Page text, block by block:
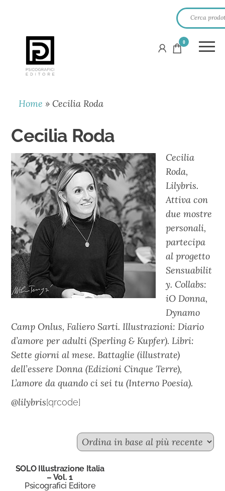
PSICOGRAFICI
EDITORE
0
Home » Cecilia Roda
Cecilia Roda
Cecilia
Roda,
Lilybris.
Attiva con
due mostre
personali,
partecipa
al progetto
Sensuabilit
y. Collabs:
iO Donna,
Dynamo
Camp Onlus, Faliero Sarti. Illustrazioni: Diario
d’amore per adulti (Sperling & Kupfer). Libri:
Sette giorni al mese. Battaglie (illustrate)
dell’essere Donna (Edizioni Cinque Terre),
L’amore da quando ci sei tu (Interno Poesia).
@lilybris[qrcode]
SOLO Illustrazione Italia
– Vol. 1
Psicografici Editore